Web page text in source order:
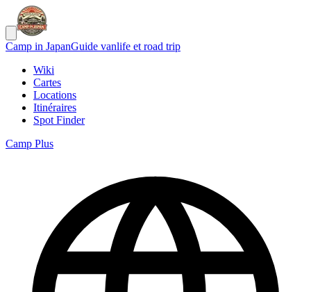
Camp in JapanGuide vanlife et road trip
Wiki
Cartes
Locations
Itinéraires
Spot Finder
Camp Plus